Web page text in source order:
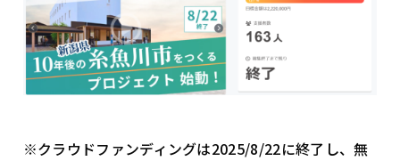
※クラウドファンディングは2025/8/22に終了し、無